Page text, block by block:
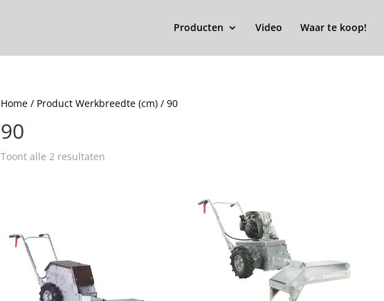
Producten Video Waar te koop!
Home/ Product Werkbreedte (cm) / 90
90
Toont alle 2 resultaten